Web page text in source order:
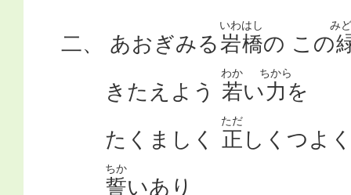
二、 あおぎみる岩
いわ
橋
はし
の この
み
きたえよう 若
わか
い力
ちから
を
たくましく 正
ただ
しくつよ
誓
ちか
いあり